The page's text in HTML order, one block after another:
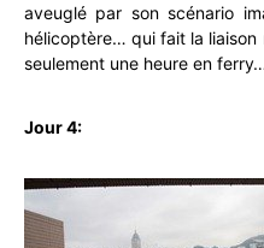
aveuglé par son scénario
hélicoptère… qui fait la liaison
seulement une heure en
Jour 4: